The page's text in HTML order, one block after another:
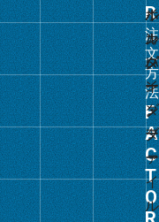
注
文
方
法
リ
ン
ク
グ
ル
ー
プ
リ
ル
・
バ
イ
ン
ダ
ー
イ
ン
ダ
ー
ル
カ
レ
ン
ダ
ー
ホ
ル
ダ
ー
・
フ
ァ
イ
ル